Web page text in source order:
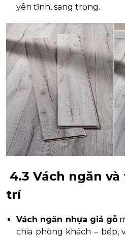
yên tĩnh, sang trọng.
4.3 Vách ngăn
trí
Vách ngăn nhựa giả gỗ
chia phòng khách – bếp,